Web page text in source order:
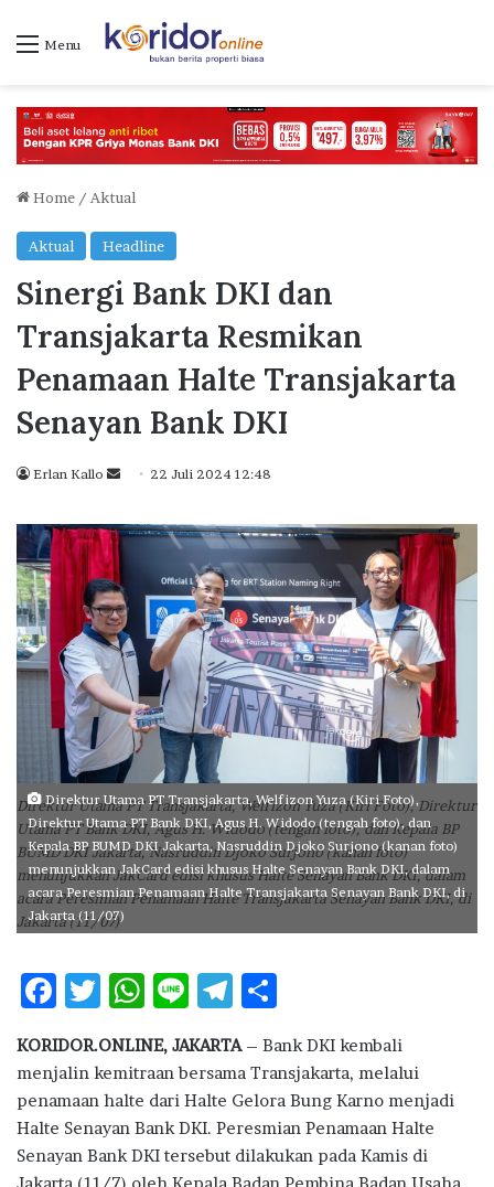
Menu
Home / Aktual
Aktual Headline
Sinergi Bank DKI dan
Transjakarta Resmikan
Penamaan Halte Transjakarta
Senayan Bank DKI
Erlan Kallo
Send
email
22 Juli 2024 12:48
Direktur Utama PT Transjakarta, Welfizon Yuza (Kiri Foto), Direktur
Utama PT Bank DKI, Agus H. Widodo (tengah foto), dan Kepala BP
BUMD DKI Jakarta, Nasruddin Djoko Surjono (kanan foto)
menunjukkan JakCard edisi khusus Halte Senayan Bank DKI, dalam
acara Peresmian Penamaan Halte Transjakarta Senayan Bank DKI, di
Jakarta (11/07)
Direktur Utama PT Transjakarta, Welfizon Yuza (Kiri Foto),
Direktur Utama PT Bank DKI, Agus H. Widodo (tengah foto), dan
Kepala BP BUMD DKI Jakarta, Nasruddin Djoko Surjono (kanan foto)
menunjukkan JakCard edisi khusus Halte Senayan Bank DKI, dalam
acara Peresmian Penamaan Halte Transjakarta Senayan Bank DKI, di
Jakarta (11/07)
F
e
b
o
o
T
it
te
r
W
at
s
A
p
Li
e
T
e
g
ra
m
ar
e
KORIDOR.ONLINE, JAKARTA– Bank DKI kembali
menjalin kemitraan bersama Transjakarta, melalui
penamaan halte dari Halte Gelora Bung Karno menjadi
Halte Senayan Bank DKI. Peresmian Penamaan Halte
Senayan Bank DKI tersebut dilakukan pada Kamis di